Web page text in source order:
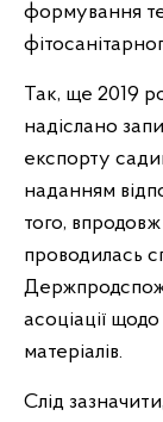
формування
Так, ще 2019
надіслано
експорту
наданням
того,
проводилась
асоціації
матеріалів.
Слід